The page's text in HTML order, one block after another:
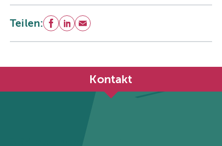
Teilen: Facebook
LinkedIn
E-Mail
Kontakt